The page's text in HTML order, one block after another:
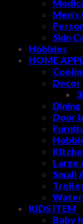
Men's
Skin
Hobbies
HOME
Decor
Dining
Door
Large
Small
Water
KIDS ITEM
Baby